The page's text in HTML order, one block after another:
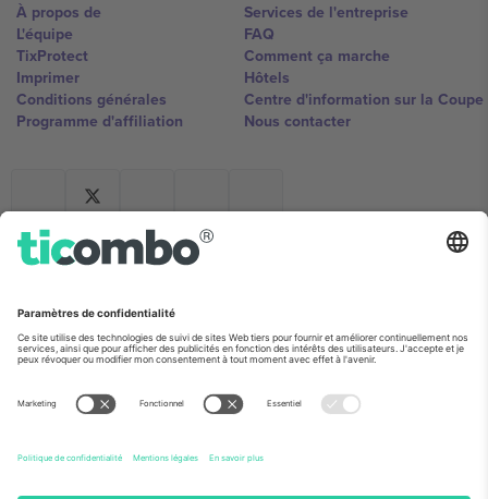
À propos de
L'équipe
TixProtect
Imprimer
Conditions générales
Programme d'affiliation
Services de l'entreprise
FAQ
Comment ça marche
Hôtels
Centre d'information sur la Coupe
Nous contacter
Ticombo France
Mimi Balkanska 132, 1540, Sofia,
Bulgaria
L'entité juridique du fournisseur de la plateforme peut changer en
détails, consultez la page spécifique de l'événement, les mentions